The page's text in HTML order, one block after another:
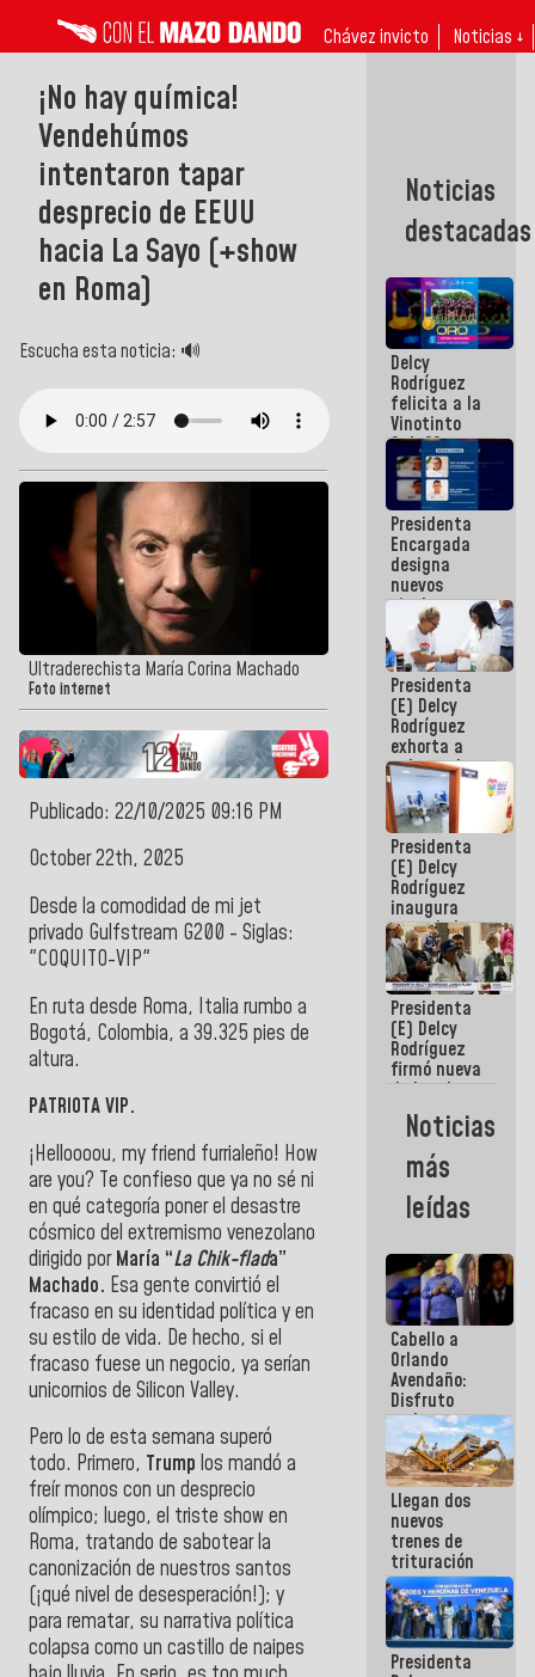
Chávez invicto Noticias ↓
¡No hay química!
Vendehúmos
intentaron tapar
desprecio de EEUU
hacia La Sayo (+show
en Roma)
Escucha esta noticia: 🔊
Ultraderechista María Corina Machado
Foto internet
Publicado: 22/10/2025 09:16 PM
October 22th, 2025
Desde la comodidad de mi jet
privado Gulfstream G200 - Siglas:
"COQUITO-VIP"
En ruta desde Roma, Italia rumbo a
Bogotá, Colombia, a 39.325 pies de
altura.
PATRIOTA VIP.
¡Helloooou, my friend furrialeño! How
are you? Te confieso que ya no sé ni
en qué categoría poner el desastre
cósmico del extremismo venezolano
dirigido porMaría “La Chik-flada”
Machado. Esa gente convirtió el
fracaso en su identidad política y en
su estilo de vida. De hecho, si el
fracaso fuese un negocio, ya serían
unicornios de Silicon Valley.
Pero lo de esta semana superó
todo. Primero, Trump los mandó a
freír monos con un desprecio
olímpico; luego, el triste show en
Roma, tratando de sabotear la
canonización de nuestros santos
(¡qué nivel de desesperación!); y
para rematar, su narrativa política
colapsa como un castillo de naipes
Noticias
destacadas
Delcy
Rodríguez
felicita a la
Vinotinto
Sub 20
campeona
frente
México Sub
23 en los
Centroamericanos
Presidenta
Encargada
designa
nuevos
titulares en
Viceministerio
de Energía
Eléctrica y
CORPOELEC
Presidenta
(E) Delcy
Rodríguez
exhorta a
gobernadores
y alcaldes a
edificar
casas para
abuelos
Presidenta
(E) Delcy
Rodríguez
inaugura
casa de los
Abuelos
Primavera
en Caracas
Presidenta
(E) Delcy
Rodríguez
firmó nueva
de Ley de
Arrendamiento
aprobada
por la AN
Noticias
más
leídas
Cabello a
Orlando
Avendaño:
Disfruto
cada vez
que escribes
porque lo
que haces
es
embarrarla
Llegan dos
nuevos
trenes de
trituración
para
optimizar
manejo de
escombros
en La Guaira
Presidenta